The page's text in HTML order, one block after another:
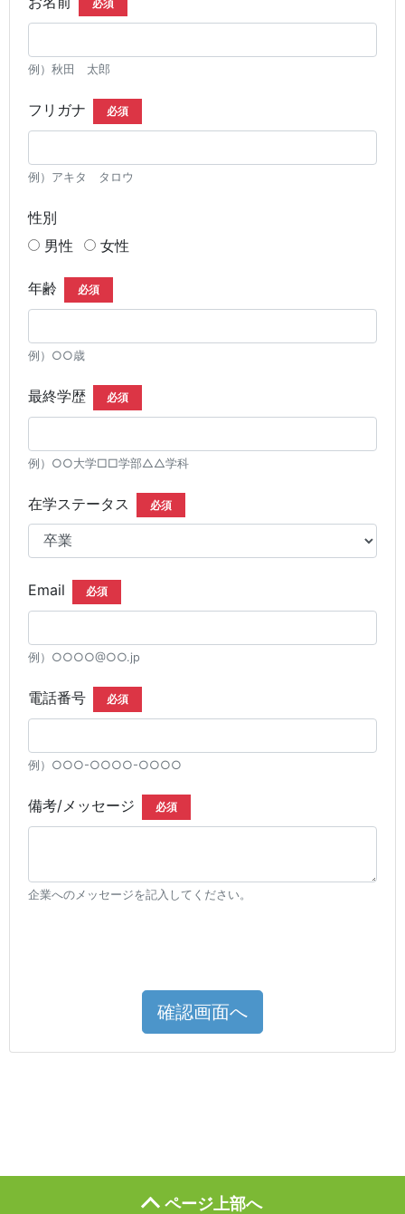
必須
例）秋田 太郎
フリガナ 必須
例）アキタ タロウ
性別
男性
女性
年齢 必須
例）○○歳
最終学歴 必須
例）○○大学□□学部△△学科
在学ステータス 必須
Email 必須
例）○○○○@○○.jp
電話番号 必須
例）○○○-○○○○-○○○○
備考/メッセージ 必須
企業へのメッセージを記入してください。
確認画面へ
ページ上部へ